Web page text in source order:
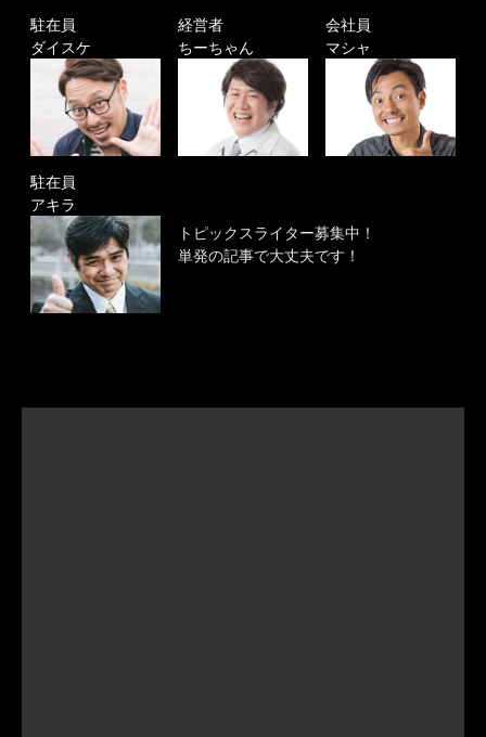
駐在員
ダイスケ
経営者
ちーちゃん
会社員
マシャ
駐在員
アキラ
トピックスライター募集中！
単発の記事で大丈夫です！